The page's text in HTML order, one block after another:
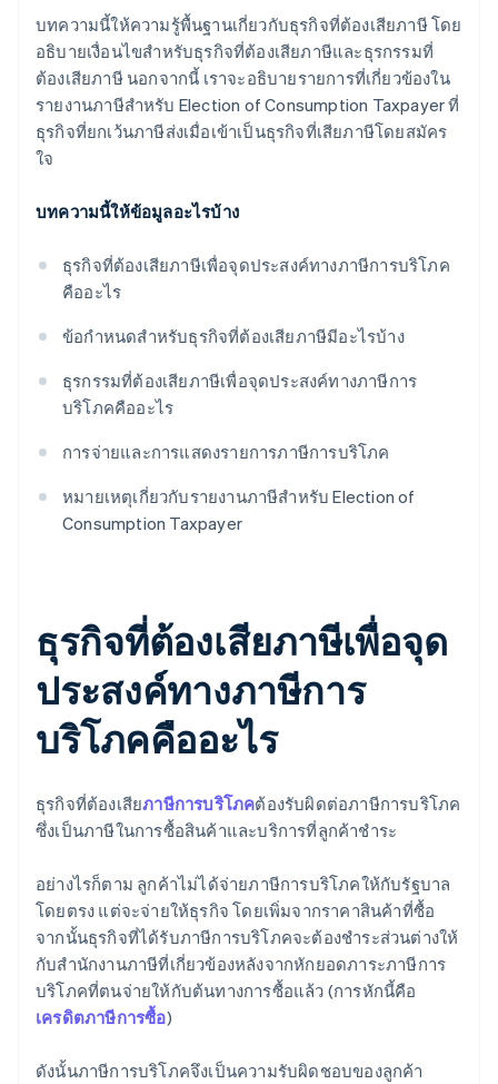
บทความนี้ให้ความรู้พื้นฐานเกี่ยวกับธุรกิจที่ต้องเสียภาษี โดย
อธิบายเงื่อนไขสําหรับธุรกิจที่ต้องเสียภาษีและธุรกรรมที่
ต้องเสียภาษี นอกจากนี้ เราจะอธิบายรายการที่เกี่ยวข้องใน
รายงานภาษีสำหรับ Election of Consumption Taxpayer ที่
ธุรกิจที่ยกเว้นภาษีส่งเมื่อเข้าเป็นธุรกิจที่เสียภาษีโดยสมัคร
ใจ
บทความนี้ให้ข้อมูลอะไรบ้าง
ธุรกิจที่ต้องเสียภาษีเพื่อจุดประสงค์ทางภาษีการบริโภค
คืออะไร
ข้อกําหนดสําหรับธุรกิจที่ต้องเสียภาษีมีอะไรบ้าง
ธุรกรรมที่ต้องเสียภาษีเพื่อจุดประสงค์ทางภาษีการ
บริโภคคืออะไร
การจ่ายและการแสดงรายการภาษีการบริโภค
หมายเหตุเกี่ยวกับรายงานภาษีสำหรับ Election of
Consumption Taxpayer
ธุรกิจที่ต้องเสียภาษีเพื่อจุด
ประสงค์ทางภาษีการ
บริโภคคืออะไร
ธุรกิจที่ต้องเสียภาษีการบริโภคต้องรับผิดต่อภาษีการบริโภค
ซึ่งเป็นภาษีในการซื้อสินค้าและบริการที่ลูกค้าชําระ
อย่างไรก็ตาม ลูกค้าไม่ได้จ่ายภาษีการบริโภคให้กับรัฐบาล
โดยตรง แต่จะจ่ายให้ธุรกิจ โดยเพิ่มจากราคาสินค้าที่ซื้อ
จากนั้นธุรกิจที่ได้รับภาษีการบริโภคจะต้องชําระส่วนต่างให้
กับสํานักงานภาษีที่เกี่ยวข้องหลังจากหักยอดภาระภาษีการ
บริโภคที่ตนจ่ายให้กับต้นทางการซื้อแล้ว (การหักนี้คือ
เครดิตภาษีการซื้อ)
ดังนั้นภาษีการบริโภคจึงเป็นความรับผิดชอบของลูกค้า